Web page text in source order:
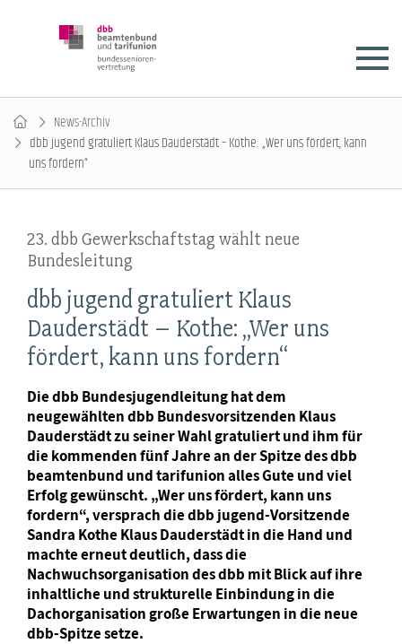
News-Archiv
dbb jugend gratuliert Klaus Dauderstädt – Kothe: „Wer uns fördert, kann
uns fordern“
23. dbb Gewerkschaftstag wählt neue
Bundesleitung
dbb jugend gratuliert Klaus
Dauderstädt – Kothe: „Wer uns
fördert, kann uns fordern“
Die dbb Bundesjugendleitung hat dem
neugewählten dbb Bundesvorsitzenden Klaus
Dauderstädt zu seiner Wahl gratuliert und ihm für
die kommenden fünf Jahre an der Spitze des dbb
beamtenbund und tarifunion alles Gute und viel
Erfolg gewünscht. „Wer uns fördert, kann uns
fordern“, versprach die dbb jugend-Vorsitzende
Sandra Kothe Klaus Dauderstädt in die Hand und
machte erneut deutlich, dass die
Nachwuchsorganisation des dbb mit Blick auf ihre
inhaltliche und strukturelle Einbindung in die
Dachorganisation große Erwartungen in die neue
dbb-Spitze setze.